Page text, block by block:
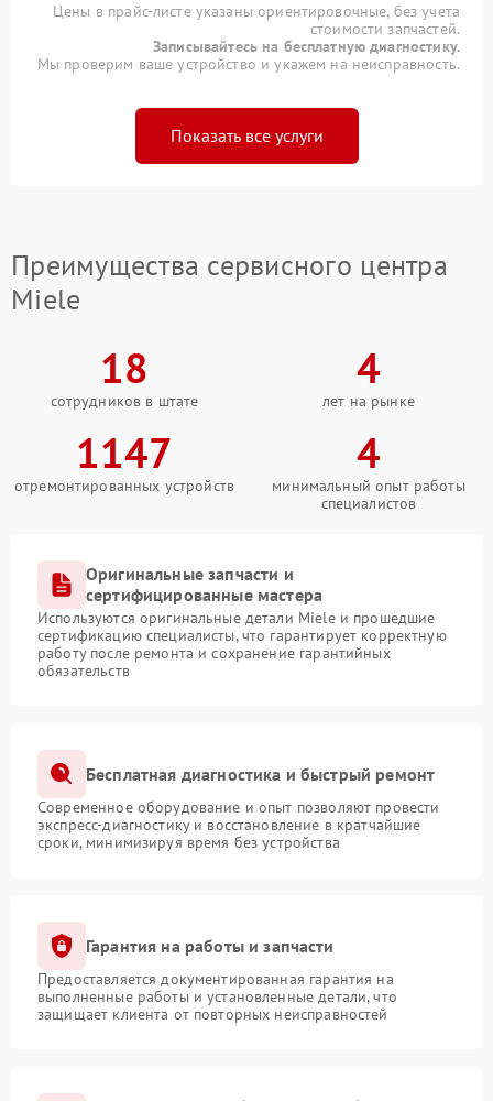
Цены в прайс-листе указаны ориентировочные, без учета
стоимости запчастей.
Записывайтесь на бесплатную диагностику.
Мы проверим ваше устройство и укажем на неисправность.
Показать все услуги
Преимущества сервисного центра
Miele
18
сотрудников в штате
4
лет на рынке
1147
отремонтированных устройств
4
минимальный опыт работы
специалистов
Оригинальные запчасти и
сертифицированные мастера
Используются оригинальные детали Miele и прошедшие
сертификацию специалисты, что гарантирует корректную
работу после ремонта и сохранение гарантийных
обязательств
Бесплатная диагностика и быстрый ремонт
Современное оборудование и опыт позволяют провести
экспресс-диагностику и восстановление в кратчайшие
сроки, минимизируя время без устройства
Гарантия на работы и запчасти
Предоставляется документированная гарантия на
выполненные работы и установленные детали, что
защищает клиента от повторных неисправностей